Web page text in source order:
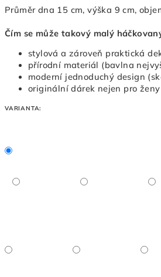
Průměr dna 15 cm, výška 9 cm,
Čím se může takový malý
stylová a zároveň praktická
přírodní materiál (bavlna
moderní jednoduchý design
originální dárek nejen pro
VARIANTA: